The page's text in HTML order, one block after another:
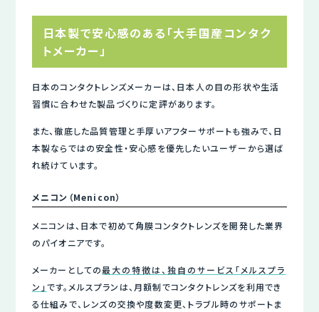
日本製で安心感のある「大手国産コンタク
トメーカー」
日本のコンタクトレンズメーカーは、日本人の目の形状や生活
習慣に合わせた製品づくりに定評があります。
また、徹底した品質管理と手厚いアフターサポートも強みで、日
本製ならではの安全性・安心感を優先したいユーザーから選ば
れ続けています。
メニコン（Menicon）
メニコンは、日本で初めて角膜コンタクトレンズを開発した業界
のパイオニアです。
メーカーとしての最大の特徴は、独自のサービス「メルスプラ
ン」です。メルスプランは、月額制でコンタクトレンズを利用でき
る仕組みで、レンズの交換や度数変更、トラブル時のサポートま